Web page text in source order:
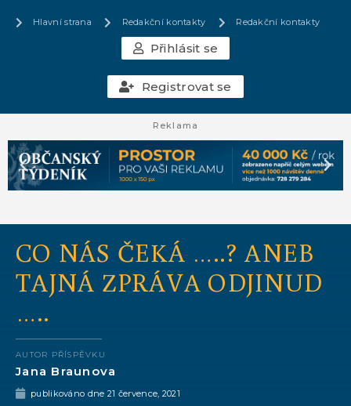
Hlavní strana Redakční kontakty Redakční kontakty
Přihlásit se
Registrovat se
Reklama
CO NÁS ČEKÁ …..? ANEB
TAJNÁ ZPRÁVA ODJINUD
…..
AUTOR PŘÍSPĚVKU
Jana Braunova
publikováno dne 21 července, 2021